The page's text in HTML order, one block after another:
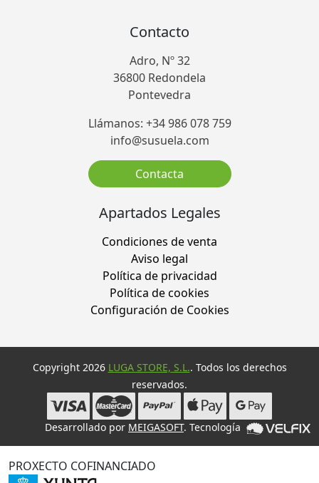
Contacto
Adro, Nº 32
36800 Redondela
Pontevedra
Llámanos: +34 986 078 759
info@susuela.com
Contacta
Apartados Legales
Condiciones de venta
Aviso legal
Política de privacidad
Política de cookies
Configuración de Cookies
Copyright 2026 LUGA STORE, S.L.. Todos los derechos
reservados.
Desarrollado por MEIGASOFT. Tecnología
PROXECTO COFINANCIADO